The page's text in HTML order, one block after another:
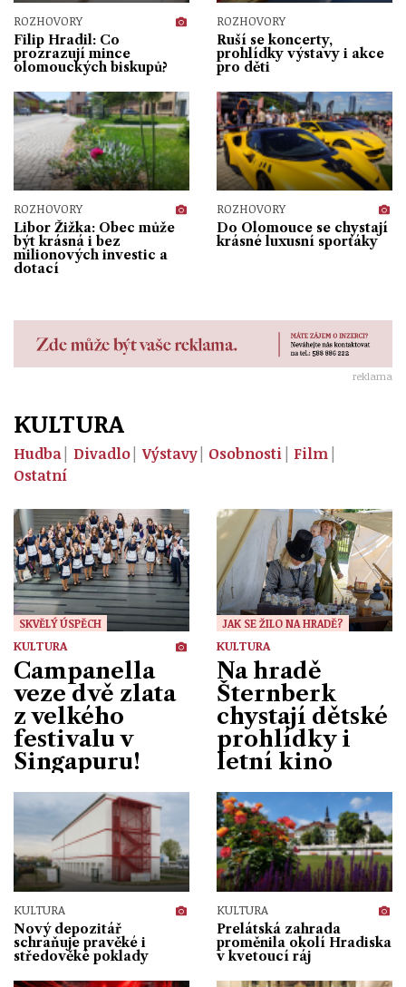
ROZHOVORY
Filip Hradil: Co
prozrazují mince
olomouckých biskupů?
ROZHOVORY
Ruší se koncerty,
prohlídky výstavy i akce
pro děti
ROZHOVORY
Libor Žižka: Obec může
být krásná i bez
milionových investic a
dotací
ROZHOVORY
Do Olomouce se chystají
krásné luxusní sporťáky
reklama
KULTURA
Hudba Divadlo Výstavy Osobnosti
Film
Ostatní
SKVĚLÝ ÚSPĚCH
KULTURA
Campanella
veze dvě zlata
z velkého
festivalu v
Singapuru!
JAK SE ŽILO NA HRADĚ?
KULTURA
Na hradě
Šternberk
chystají dětské
prohlídky i
letní kino
KULTURA
Nový depozitář
schraňuje pravěké i
středověké poklady
KULTURA
Prelátská zahrada
proměnila okolí Hradiska
v kvetoucí ráj